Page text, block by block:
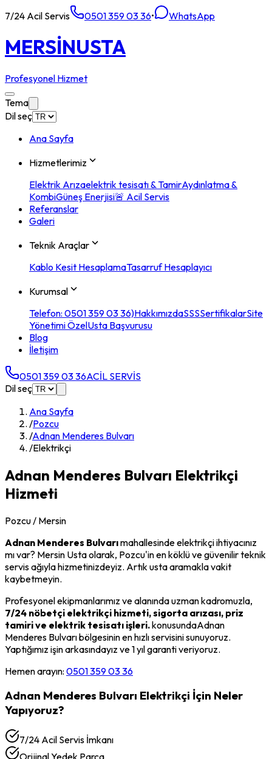
7/24 Acil Servis 0501 359 03 36• WhatsApp
MERSİNUSTA
Profesyonel Hizmet
Tema
Dil seç
Ana Sayfa
Hizmetlerimiz
Elektrik Arızaelektrik tesisatı & TamirAydınlatma &
KombiGüneş Enerjisi🚨 Acil Servis
Referanslar
Galeri
Teknik Araçlar
Kablo Kesit HesaplamaTasarruf Hesaplayıcı
Kurumsal
Telefon: 0501 359 03 36)HakkımızdaSSSSertifikalarSite
Yönetimi ÖzelUsta Başvurusu
Blog
İletişim
0501 359 03 36ACİL SERVİS
Dil seç
Ana Sayfa
/Pozcu
/Adnan Menderes Bulvarı
/Elektrikçi
Adnan Menderes Bulvarı Elektrikçi
Hizmeti
Pozcu / Mersin
Adnan Menderes Bulvarımahallesindeelektrikçiihtiyacınız
mı var? Mersin Usta olarak, Pozcu'in en köklü ve güvenilir teknik
servis ağıyla hizmetinizdeyiz. Artık usta aramakla vakit
kaybetmeyin.
Profesyonel ekipmanlarımız ve alanında uzman kadromuzla,
7/24 nöbetçi elektrikçi hizmeti, sigorta arızası, priz
tamiri ve elektrik tesisatı işleri.konusundaAdnan
Menderes Bulvarıbölgesinin en hızlı servisini sunuyoruz.
Yaptığımız işin arkasındayız ve 1 yıl garanti veriyoruz.
Hemen arayın: 0501 359 03 36
Adnan Menderes Bulvarı Elektrikçi İçin Neler
Yapıyoruz?
7/24 Acil Servis İmkanı